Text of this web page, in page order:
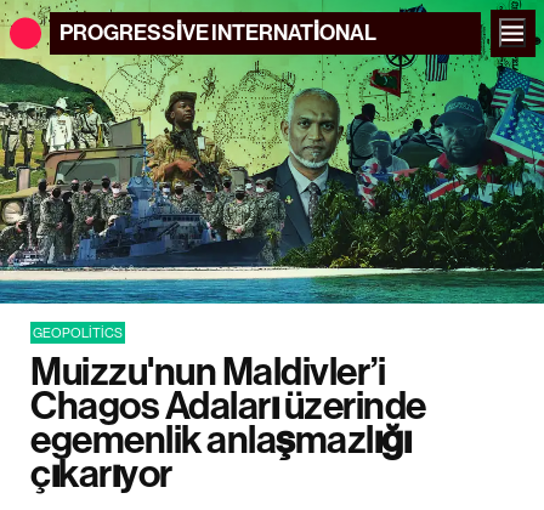
PROGRESSIVEINTERNATIONAL
GEOPOLITICS
Muizzu'nun Maldivler’i
Chagos Adaları üzerinde
egemenlik anlaşmazlığı
çıkarıyor